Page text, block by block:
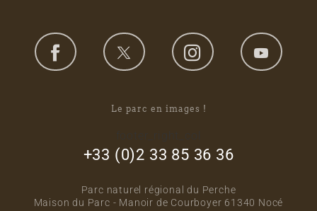
Le parc en images !
+33 (0)2 33 85 36 36
Parc naturel régional du Perche
Maison du Parc - Manoir de Courboyer 61340 Nocé